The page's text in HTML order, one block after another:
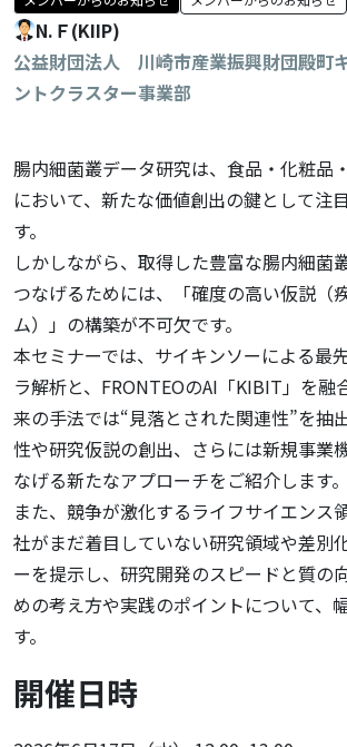
N.Ｆ(KIIP)
公益財団法人 川崎市産業振興財団殿町
ントクラスター事業部
腸内細菌叢データ研究は、食品・化粧品
において、新たな価値創出の鍵として注
す。
しかしながら、取得した豊富な腸内細菌
つなげるためには、「確度の高い仮説（
ム）」の構築が不可欠です。
本セミナーでは、サイキンソーによる最
ラ解析と、FRONTEOのAI「KIBIT」を融
来の手法では“見落とされた関連性”を抽
性や研究仮説の創出、さらには新規事業
なげる新たなアプローチをご紹介します。
また、競争が激化するライフサイエンス
社がまだ着目していない研究領域や差別
ーを提示し、研究開発のスピードと質の
めの考え方や実践のポイントについて、
す。
開催日時